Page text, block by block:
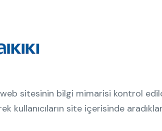
sitesinin bilgi mimarisi kontrol
kullanıcıların site içerisinde